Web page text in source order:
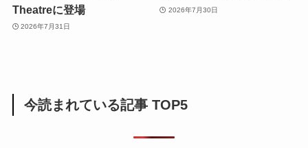
Theatreに登場
2026年7月31日
2026年7月30日
今読まれている記事 TOP5